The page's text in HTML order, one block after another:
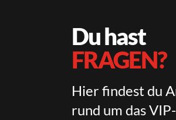
Du hast
FRAGEN?
Hier findest du
rund um das